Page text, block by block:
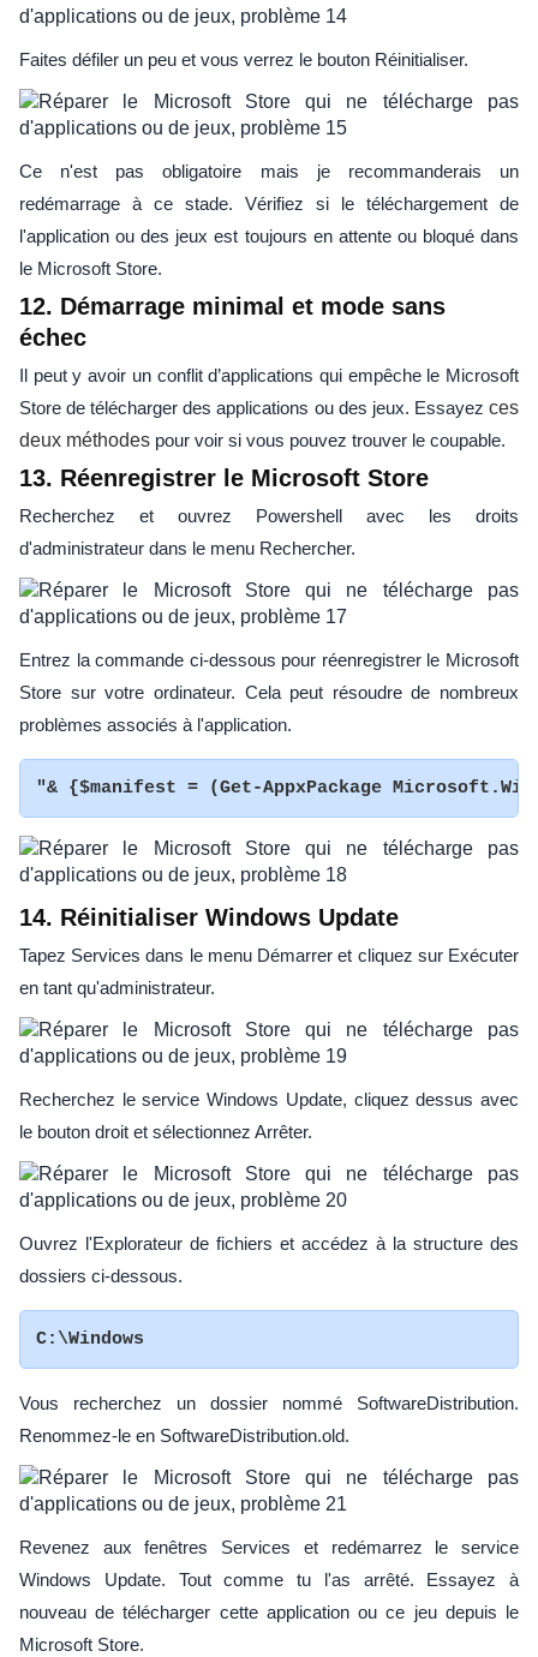
Faites défiler un peu et vous verrez le bouton Réinitialiser.
Ce n'est pas obligatoire mais je recommanderais un
redémarrage à ce stade. Vérifiez si le téléchargement de
l'application ou des jeux est toujours en attente ou bloqué dans
le Microsoft Store.
12. Démarrage minimal et mode sans
échec
Il peut y avoir un conflit d’applications qui empêche le Microsoft
Store de télécharger des applications ou des jeux. Essayez ces
deux méthodes pour voir si vous pouvez trouver le coupable.
13. Réenregistrer le Microsoft Store
Recherchez et ouvrez Powershell avec les droits
d'administrateur dans le menu Rechercher.
Entrez la commande ci-dessous pour réenregistrer le Microsoft
Store sur votre ordinateur. Cela peut résoudre de nombreux
problèmes associés à l'application.
"& {$manifest = (Get-AppxPackage
14. Réinitialiser Windows Update
Tapez Services dans le menu Démarrer et cliquez sur Exécuter
en tant qu'administrateur.
Recherchez le service Windows Update, cliquez dessus avec
le bouton droit et sélectionnez Arrêter.
Ouvrez l'Explorateur de fichiers et accédez à la structure des
dossiers ci-dessous.
C:\Windows
Vous recherchez un dossier nommé SoftwareDistribution.
Renommez-le en SoftwareDistribution.old.
Revenez aux fenêtres Services et redémarrez le service
Windows Update. Tout comme tu l'as arrêté. Essayez à
nouveau de télécharger cette application ou ce jeu depuis le
Microsoft Store.